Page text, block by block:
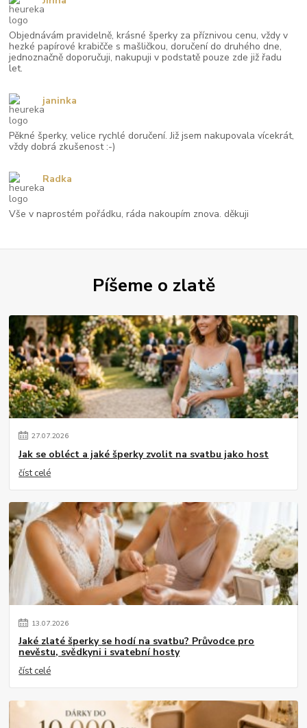
Píšeme o zlatě
27.07.2026
Jak se obléct a jaké šperky zvolit na svatbu jako host
číst celé
13.07.2026
Jaké zlaté šperky se hodí na svatbu? Průvodce pro
nevěstu, svědkyni i svatební hosty
číst celé
Objednávám pravidelně, krásné šperky za příznivou cenu, vždy v
hezké papírové krabičče s mašličkou, doručení do druhého dne,
jednoznačně doporučuji, nakupuji v podstatě pouze zde již řadu
let.
Pěkné šperky, velice rychlé doručení. Již jsem nakupovala vícekrát,
vždy dobrá zkušenost :-)
janinka
Vše v naprostém pořádku, ráda nakoupím znova. děkuji
Radka